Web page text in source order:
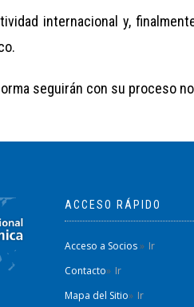
internacional y,
seguirán con su proceso
ACCESO RÁPIDO
Acceso a Socios
Ir
Contacto
Ir
Mapa del Sitio
Ir